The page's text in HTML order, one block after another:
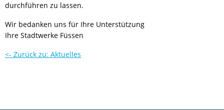
durchführen zu lassen.
Wir bedanken uns für Ihre Unterstützung
Ihre Stadtwerke Füssen
<- Zurück zu: Aktuelles